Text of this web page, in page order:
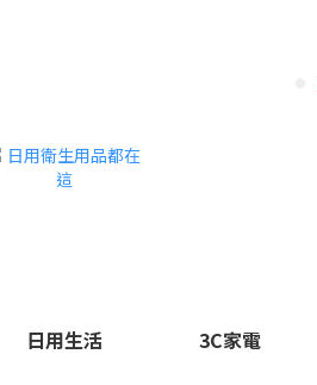
日用生活 3C家電